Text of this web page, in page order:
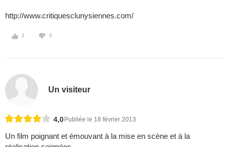
http://www.critiquesclunysiennes.com/
2 0
Un visiteur
4,0 Publiée le 18 février 2013
Un film poignant et émouvant à la mise en scène et à la